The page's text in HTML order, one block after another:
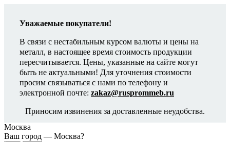
Уважаемые покупатели!
В связи с нестабильным курсом валюты и цены на
металл, в настоящее время стоимость продукции
пересчитывается. Цены, указанные на сайте могут
быть не актуальными! Для уточнения стоимости
просим связываться с нами по телефону и
электронной почте: zakaz@rusprommeb.ru
Приносим извинения за доставленные неудобства.
Москва
Ваш город — Москва?